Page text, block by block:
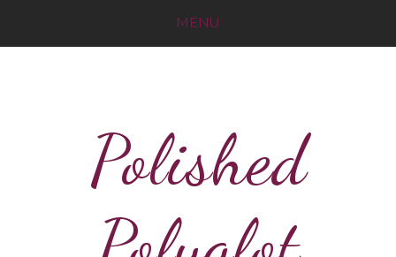
MENU
Polished